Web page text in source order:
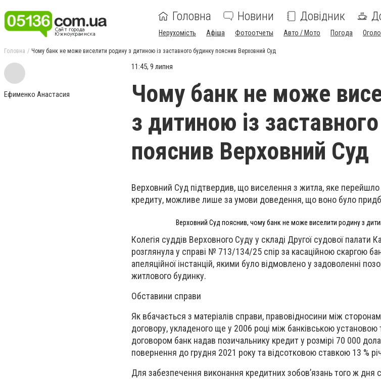
Головна Новини Довідник
Нерухомість Афіша Фотоотчеты Авто / Мото Погода
Головна Чому банк не може виселити родину з дитиною із заставного будинку пояснив Верховний Суд
Ефименко Анастасия
11:45, 9 липня
Чому банк не може
з дитиною із
пояснив Верховний Суд
Верховний Суд підтвердив, що виселення з житла, яке
кредиту, можливе лише за умови доведення, що воно було
Верховний Суд пояснив, чому банк не може виселити родину з
Колегія суддів Верховного Суду у складі Другої судової палати
розглянула у справі № 713/134/25 спір за касаційною скаргою
апеляційної інстанцій, якими було відмовлено у задоволенні
житлового будинку.
Обставини справи
Як вбачається з матеріалів справи, правовідносини між
договору, укладеного ще у 2006 році між банківською
договором банк надав позичальнику кредит у розмірі 70 000
повернення до грудня 2021 року та відсотковою ставкою 13 %
Для забезпечення виконання кредитних зобов’язань того ж дня